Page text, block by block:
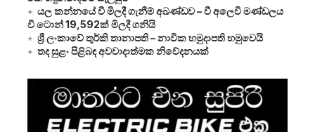
යල කන්නයේ වී මිලදී ගැනීම් අඛණ්ඩව – වී අලෙවි මණ්ඩලය
වී ටොන් 19,592ක් මිලදී ගනියි
ශ්‍රී ලංකාවේ තුර්කි තානාපති – නාවික හමුදාපති හමුවෙයි
තද සුළං පිළිබඳ අවවාදාත්මක නිවේදනයක්
Player